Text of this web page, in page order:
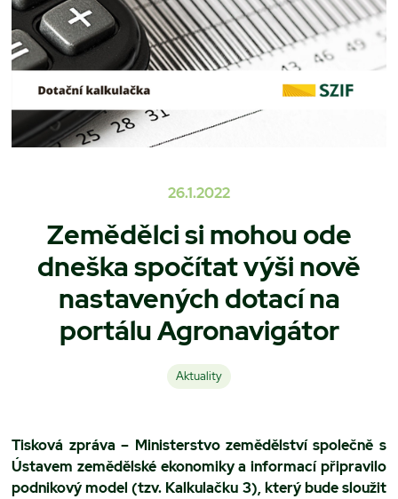
26.1.2022
Zemědělci si mohou ode
dneška spočítat výši nově
nastavených dotací na
portálu Agronavigátor
Aktuality
Tisková zpráva – Ministerstvo zemědělství společně s
Ústavem zemědělské ekonomiky a informací připravilo
podnikový model (tzv. Kalkulačku 3), který bude sloužit